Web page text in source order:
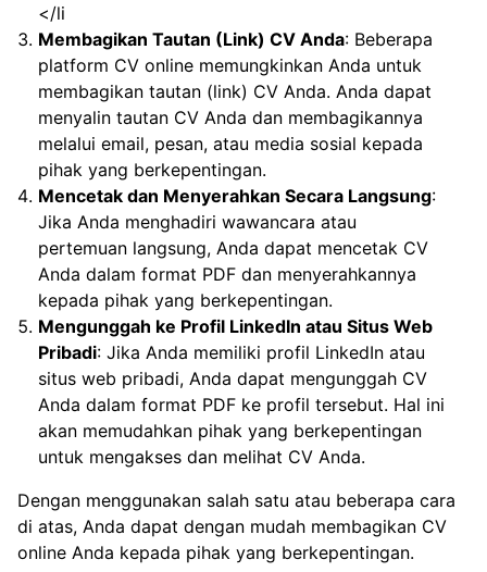
</li
Membagikan Tautan (Link) CV Anda: Beberapa
platform CV online memungkinkan Anda untuk
membagikan tautan (link) CV Anda. Anda dapat
menyalin tautan CV Anda dan membagikannya
melalui email, pesan, atau media sosial kepada
pihak yang berkepentingan.
Mencetak dan Menyerahkan Secara Langsung:
Jika Anda menghadiri wawancara atau
pertemuan langsung, Anda dapat mencetak CV
Anda dalam format PDF dan menyerahkannya
kepada pihak yang berkepentingan.
Mengunggah ke Profil LinkedIn atau Situs Web
Pribadi: Jika Anda memiliki profil LinkedIn atau
situs web pribadi, Anda dapat mengunggah CV
Anda dalam format PDF ke profil tersebut. Hal ini
akan memudahkan pihak yang berkepentingan
untuk mengakses dan melihat CV Anda.
Dengan menggunakan salah satu atau beberapa cara
di atas, Anda dapat dengan mudah membagikan CV
online Anda kepada pihak yang berkepentingan.